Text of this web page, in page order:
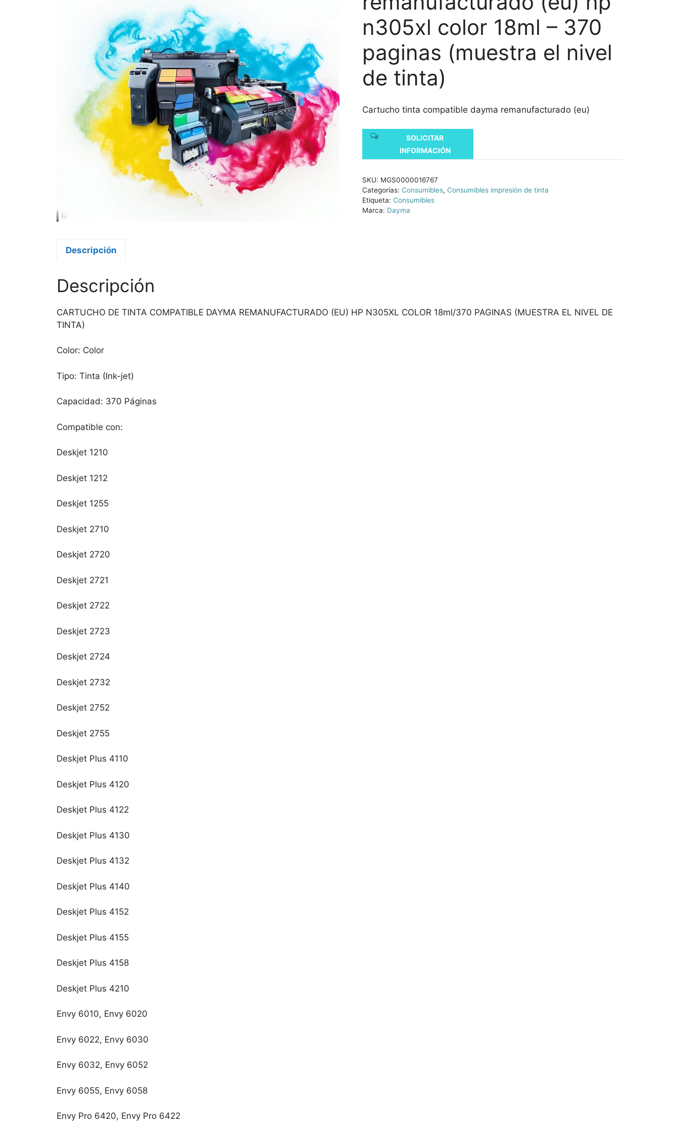
n305xl color 18ml – 370
paginas (muestra el nivel
de tinta)
Cartucho tinta compatible dayma remanufacturado (eu)
SOLICITAR
INFORMACIÓN
SKU: MGS0000016767
Categorías: Consumibles, Consumibles impresión de tinta
Etiqueta: Consumibles
Marca: Dayma
Descripción
Descripción
CARTUCHO DE TINTA COMPATIBLE DAYMA REMANUFACTURADO (EU) HP N305XL COLOR 18ml/370 PAGINAS (MUESTRA EL NIVEL DE
TINTA)
Color: Color
Tipo: Tinta (Ink-jet)
Capacidad: 370 Páginas
Compatible con:
Deskjet 1210
Deskjet 1212
Deskjet 1255
Deskjet 2710
Deskjet 2720
Deskjet 2721
Deskjet 2722
Deskjet 2723
Deskjet 2724
Deskjet 2732
Deskjet 2752
Deskjet 2755
Deskjet Plus 4110
Deskjet Plus 4120
Deskjet Plus 4122
Deskjet Plus 4130
Deskjet Plus 4132
Deskjet Plus 4140
Deskjet Plus 4152
Deskjet Plus 4155
Deskjet Plus 4158
Deskjet Plus 4210
Envy 6010, Envy 6020
Envy 6022, Envy 6030
Envy 6032, Envy 6052
Envy 6055, Envy 6058
Envy Pro 6420, Envy Pro 6422